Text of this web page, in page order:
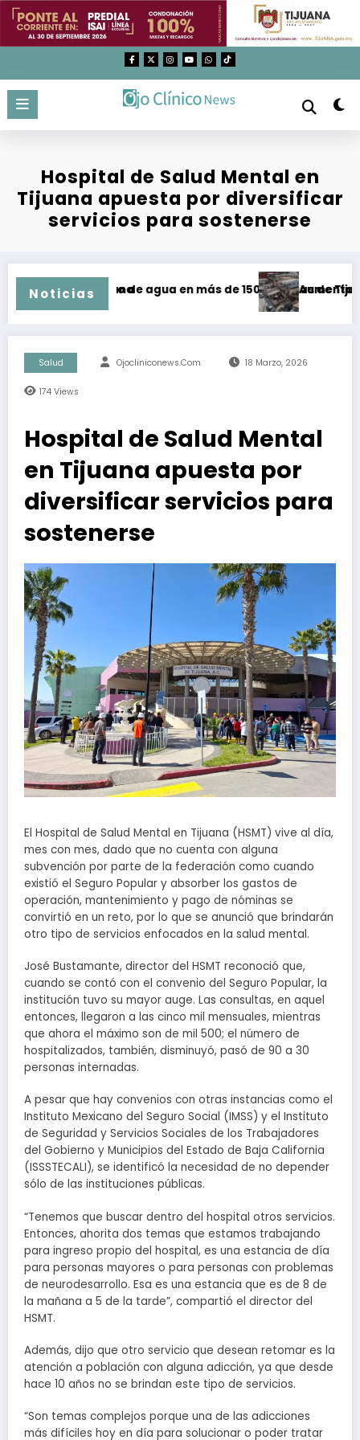
Saltar
contenido
Hospital de Salud Mental en
Tijuana apuesta por diversificar
servicios para sostenerse
Noticias
en Tijuana
de suministro de agua en más de 150 colonias de Tijuana
Aumentan a
Salud Ojocliniconews.com 18 Marzo, 2026
174 Views
Hospital de Salud Mental
en Tijuana apuesta por
diversificar servicios para
sostenerse
El Hospital de Salud Mental en Tijuana (HSMT) vive al día,
mes con mes, dado que no cuenta con alguna
subvención por parte de la federación como cuando
existió el Seguro Popular y absorber los gastos de
operación, mantenimiento y pago de nóminas se
convirtió en un reto, por lo que se anunció que brindarán
otro tipo de servicios enfocados en la salud mental.
José Bustamante, director del HSMT reconoció que,
cuando se contó con el convenio del Seguro Popular, la
institución tuvo su mayor auge. Las consultas, en aquel
entonces, llegaron a las cinco mil mensuales, mientras
que ahora el máximo son de mil 500; el número de
hospitalizados, también, disminuyó, pasó de 90 a 30
personas internadas.
A pesar que hay convenios con otras instancias como el
Instituto Mexicano del Seguro Social (IMSS) y el Instituto
de Seguridad y Servicios Sociales de los Trabajadores
del Gobierno y Municipios del Estado de Baja California
(ISSSTECALI), se identificó la necesidad de no depender
sólo de las instituciones públicas.
“Tenemos que buscar dentro del hospital otros servicios.
Entonces, ahorita dos temas que estamos trabajando
para ingreso propio del hospital, es una estancia de día
para personas mayores o para personas con problemas
de neurodesarrollo. Esa es una estancia que es de 8 de
la mañana a 5 de la tarde”, compartió el director del
HSMT.
Además, dijo que otro servicio que desean retomar es la
atención a población con alguna adicción, ya que desde
hace 10 años no se brindan este tipo de servicios.
“Son temas complejos porque una de las adicciones
más difíciles hoy en día para solucionar o poder tratar